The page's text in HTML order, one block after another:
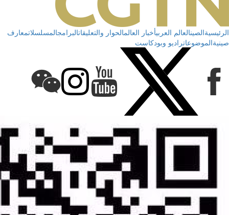
الرئيسيةالصينالعالم العربيأخبار العالمالحوار والتعليقاتالبرامجالمسلسلاتمعارف
صينيةالموضوعاتراديو وبودكاست